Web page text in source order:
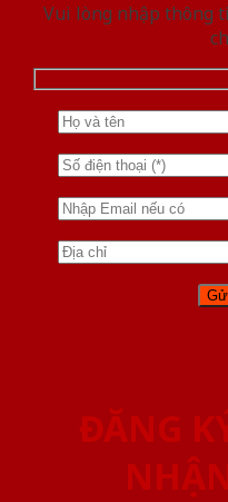
Vui lòng nhập thông
ĐĂNG